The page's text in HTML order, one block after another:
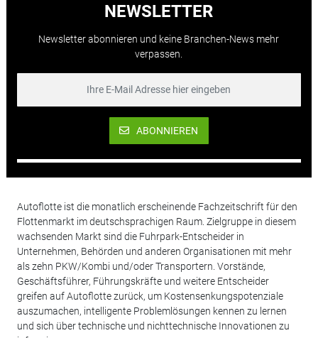
NEWSLETTER
Newsletter abonnieren und keine Branchen-News mehr
verpassen.
ABONNIEREN
Autoflotte ist die monatlich erscheinende Fachzeitschrift für den
Flottenmarkt im deutschsprachigen Raum. Zielgruppe in diesem
wachsenden Markt sind die Fuhrpark-Entscheider in
Unternehmen, Behörden und anderen Organisationen mit mehr
als zehn PKW/Kombi und/oder Transportern. Vorstände,
Geschäftsführer, Führungskräfte und weitere Entscheider
greifen auf Autoflotte zurück, um Kostensenkungspotenziale
auszumachen, intelligente Problemlösungen kennen zu lernen
und sich über technische und nichttechnische Innovationen zu